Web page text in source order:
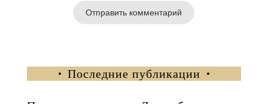
Последние публикации